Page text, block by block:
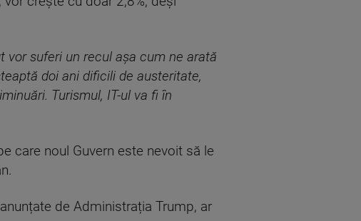
vor suferi un recul așa cum ne arată
doi ani dificili de austeritate,
Turismul, IT-ul va fi în
care noul Guvern este nevoit să le
de Administrația Trump, ar